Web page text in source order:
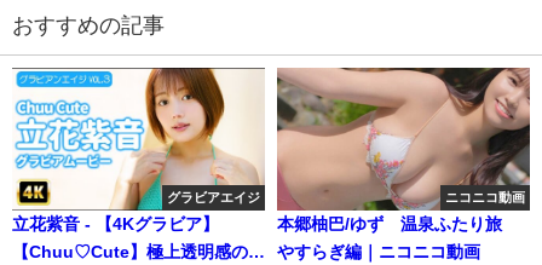
おすすめの記事
グラビアエイジ
立花紫音 - 【4Kグラビア】
【Chuu♡Cute】極上透明感の立
ニコニコ動画
本郷柚巴/ゆず 温泉ふたり旅
やすらぎ編｜ニコニコ動画